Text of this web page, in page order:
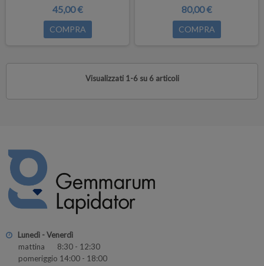
45,00 €
COMPRA
80,00 €
COMPRA
Visualizzati 1-6 su 6 articoli
Lunedì - Venerdì
mattina 8:30 - 12:30
pomeriggio 14:00 - 18:00